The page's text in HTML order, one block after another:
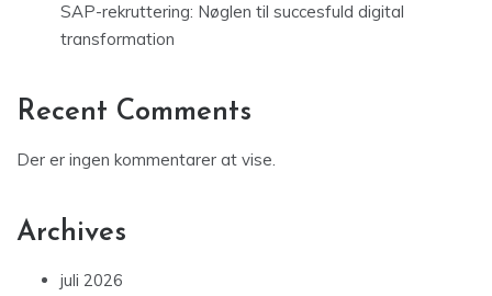
SAP-rekruttering: Nøglen til succesfuld digital
transformation
Recent Comments
Der er ingen kommentarer at vise.
Archives
juli 2026